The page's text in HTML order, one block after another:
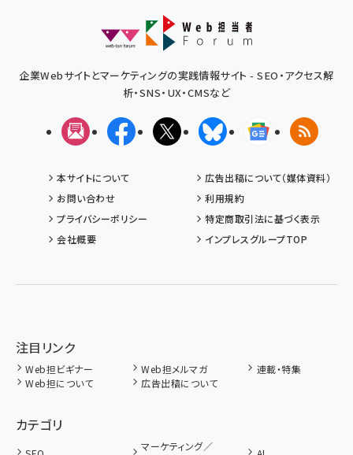
企業Webサイトとマーケティングの実践情報サイト - SEO・アクセス解
析・SNS・UX・CMSなど
メルマガFacebookX(エックス)BlueskyGoogleニュ
RSS
本サイトについて
広告出稿について（媒体資料）
お問い合わせ
利用規約
プライバシーポリシー
特定商取引法に基づく表示
会社概要
インプレスグループTOP
注目リンク
Web担ビギナー Web担メルマガ
連載・特集
Web担について
広告出稿について
カテゴリ
マーケティング／